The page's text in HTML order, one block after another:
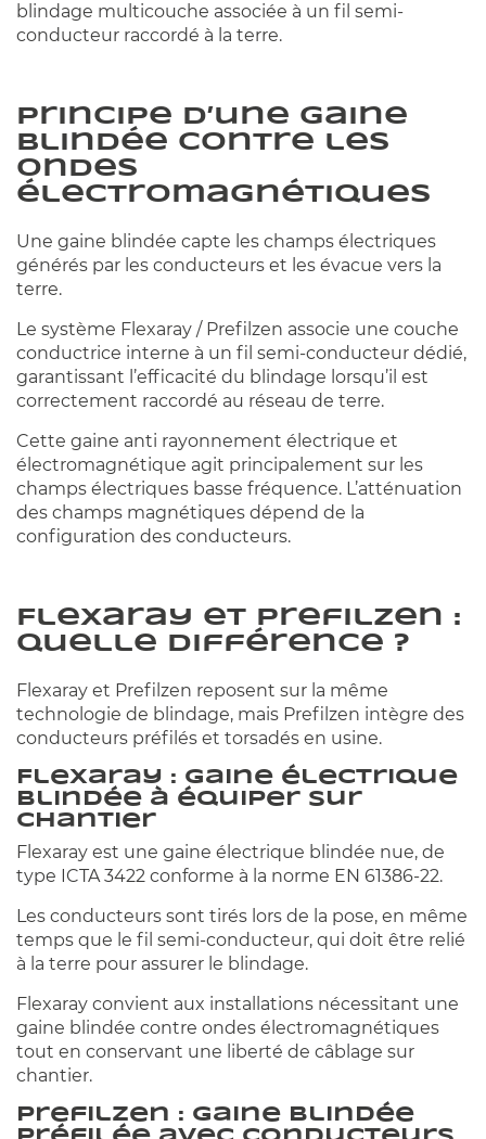
blindage multicouche associée à un fil semi-
conducteur raccordé à la terre.
Principe d’une gaine
blindée contre les
ondes
électromagnétiques
Une gaine blindée capte les champs électriques
générés par les conducteurs et les évacue vers la
terre.
Le système Flexaray / Prefilzen associe une couche
conductrice interne à un fil semi-conducteur dédié,
garantissant l’efficacité du blindage lorsqu’il est
correctement raccordé au réseau de terre.
Cette gaine anti rayonnement électrique et
électromagnétique agit principalement sur les
champs électriques basse fréquence. L’atténuation
des champs magnétiques dépend de la
configuration des conducteurs.
Flexaray et Prefilzen :
quelle différence ?
Flexaray et Prefilzen reposent sur la même
technologie de blindage, mais Prefilzen intègre des
conducteurs préfilés et torsadés en usine.
Flexaray : gaine électrique
blindée à équiper sur
chantier
Flexaray est une gaine électrique blindée nue, de
type ICTA 3422 conforme à la norme EN 61386-22.
Les conducteurs sont tirés lors de la pose, en même
temps que le fil semi-conducteur, qui doit être relié
à la terre pour assurer le blindage.
Flexaray convient aux installations nécessitant une
gaine blindée contre ondes électromagnétiques
tout en conservant une liberté de câblage sur
chantier.
Prefilzen : gaine blindée